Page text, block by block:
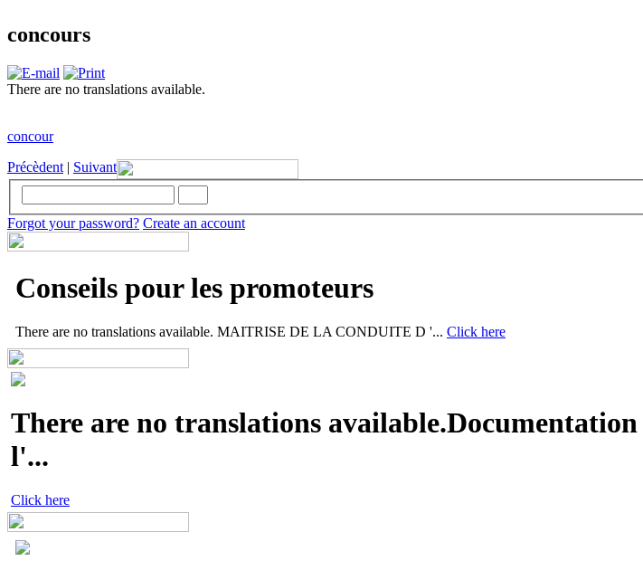
concours
There are no translations available.
concour
Précèdent | Suivant
Forgot your password? Create an account
Conseils pour les promoteurs
There are no translations available. MAITRISE DE LA CONDUITE D '... Click here
There are no translations
l'...
Click here